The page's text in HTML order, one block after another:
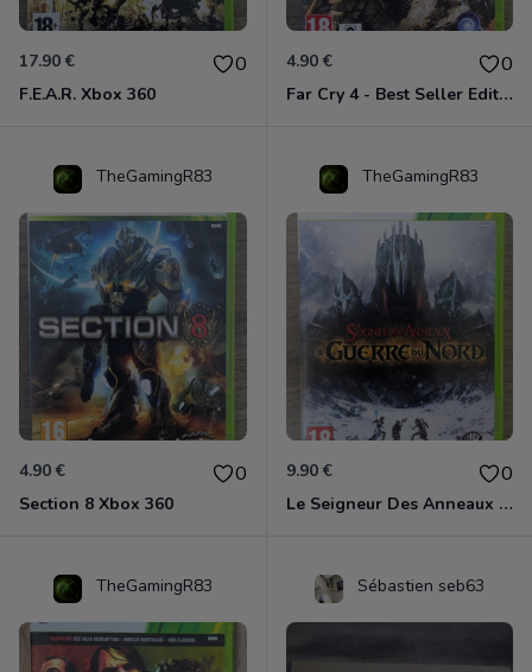
17.90 € 0
F.E.A.R. Xbox 360
4.90 € 0
Far Cry 4 - Best Seller Edition Xbox 360
TheGamingR83
4.90 € 0
Section 8 Xbox 360
TheGamingR83
9.90 € 0
Le Seigneur Des Anneaux - La Guerre Du Nord Xbox 360
TheGamingR83 Sébastien seb63